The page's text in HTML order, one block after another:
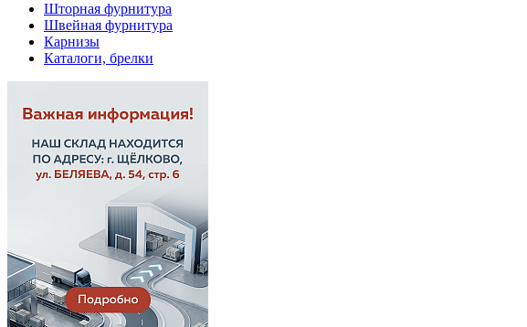
Шторная фурнитура
Швейная фурнитура
Карнизы
Каталоги, брелки